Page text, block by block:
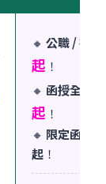
🔸 公職 / 視
起 ！
🔸 函授全套
起 ！
🔸 限定函授
起！